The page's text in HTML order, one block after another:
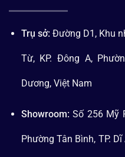
Trụ sở: Đường D1, Khu
Từ, KP. Đông A,
Dương, Việt Nam
Showroom: Số 256 Mỹ
Phường Tân Bình, TP.